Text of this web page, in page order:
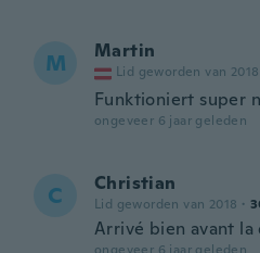
M Martin
Lid geworden van 2018
Funktioniert super
ongeveer 6 jaar geleden
C Christian
Lid geworden van 2018 ·
Arrivé bien avant la